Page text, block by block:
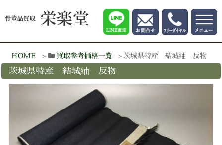
HOME 買取参考価格一覧 茨城県特産 結城紬 反物
茨城県特産 結城紬 反物